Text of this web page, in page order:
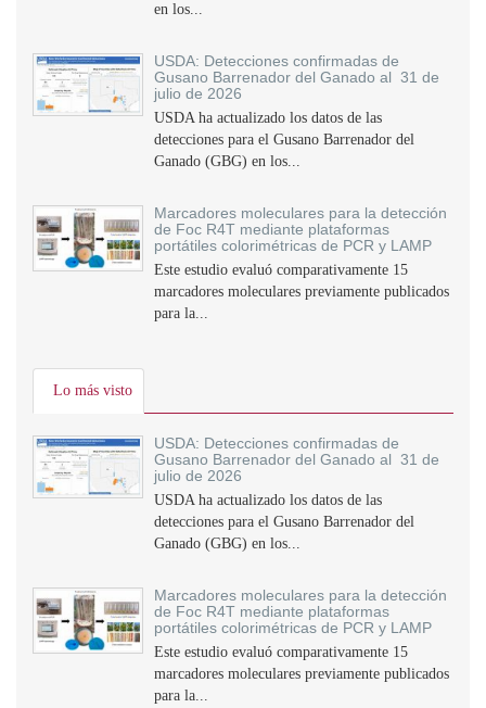
en los...
USDA: Detecciones confirmadas de
Gusano Barrenador del Ganado al 31 de
julio de 2026
USDA ha actualizado los datos de las
detecciones para el Gusano Barrenador del
Ganado (GBG) en los...
Marcadores moleculares para la detección
de Foc R4T mediante plataformas
portátiles colorimétricas de PCR y LAMP
Este estudio evaluó comparativamente 15
marcadores moleculares previamente publicados
para la...
Lo más visto
USDA: Detecciones confirmadas de
Gusano Barrenador del Ganado al 31 de
julio de 2026
USDA ha actualizado los datos de las
detecciones para el Gusano Barrenador del
Ganado (GBG) en los...
Marcadores moleculares para la detección
de Foc R4T mediante plataformas
portátiles colorimétricas de PCR y LAMP
Este estudio evaluó comparativamente 15
marcadores moleculares previamente publicados
para la...